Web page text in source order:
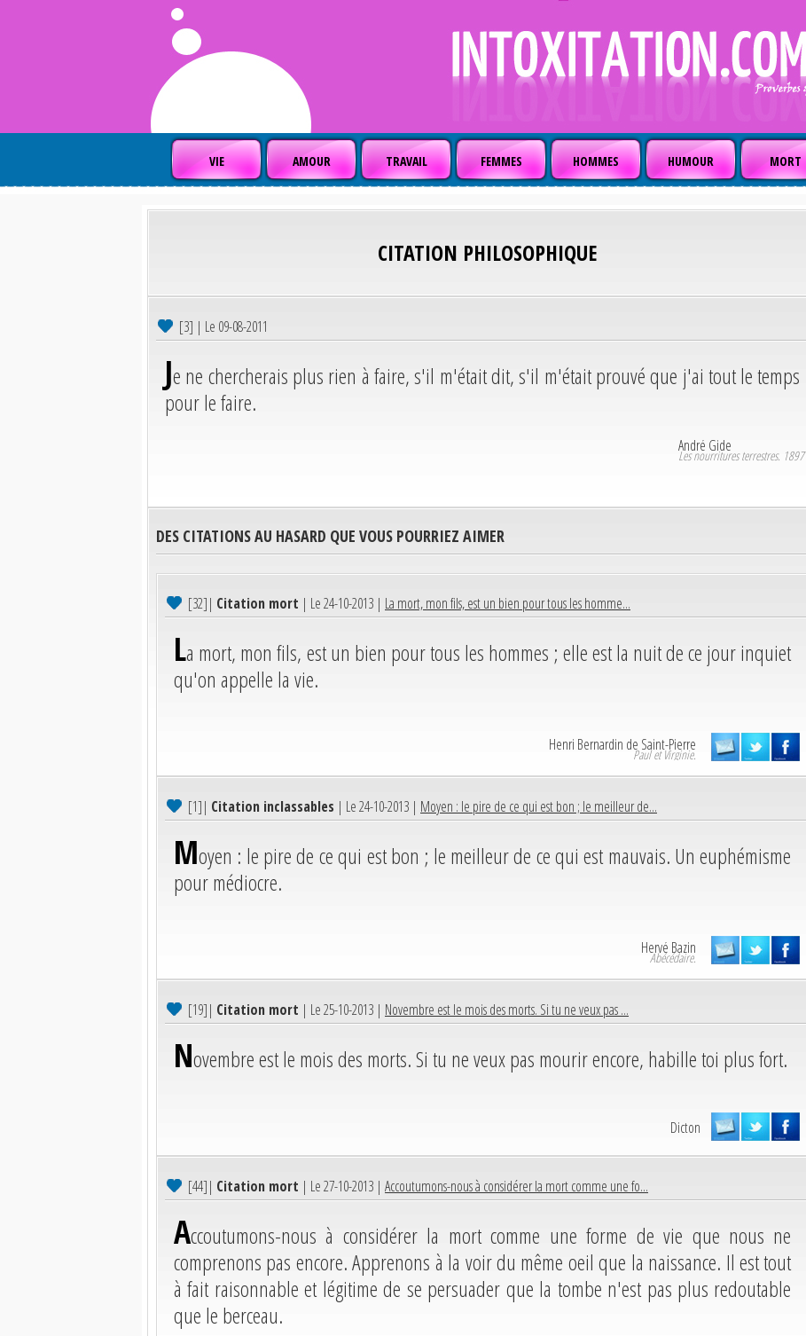
VIE AMOUR TRAVAIL FEMMES HOMMES HUMOUR MORT
CITATION PHILOSOPHIQUE
[3] | Le 09-08-2011
Je ne chercherais plus rien à faire, s'il m'était dit, s'il m'était prouvé que j'ai tout le temps
pour le faire.
André Gide
Les nourritures terrestres. 1897
DES CITATIONS AU HASARD QUE VOUS POURRIEZ AIMER
[32]| Citation mort | Le 24-10-2013 | La mort, mon fils, est un bien pour tous les homme...
La mort, mon fils, est un bien pour tous les hommes ; elle est la nuit de ce jour inquiet
qu'on appelle la vie.
Henri Bernardin de Saint-Pierre
Paul et Virginie.
[1]| Citation inclassables | Le 24-10-2013 | Moyen : le pire de ce qui est bon ; le meilleur de...
Moyen : le pire de ce qui est bon ; le meilleur de ce qui est mauvais. Un euphémisme
pour médiocre.
Hervé Bazin
Abécédaire.
[19]| Citation mort | Le 25-10-2013 | Novembre est le mois des morts. Si tu ne veux pas ...
Novembre est le mois des morts. Si tu ne veux pas mourir encore, habille toi plus fort.
Dicton
[44]| Citation mort | Le 27-10-2013 | Accoutumons-nous à considérer la mort comme une fo...
Accoutumons-nous à considérer la mort comme une forme de vie que nous ne
comprenons pas encore. Apprenons à la voir du même oeil que la naissance. Il est tout
à fait raisonnable et légitime de se persuader que la tombe n'est pas plus redoutable
que le berceau.